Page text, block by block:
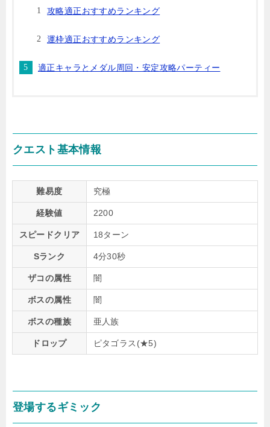
攻略適正おすすめランキング
運枠適正おすすめランキング
適正キャラとメダル周回・安定攻略パーティー
クエスト基本情報
難易度 究極
経験値 2200
スピードクリア 18ターン
Sランク 4分30秒
ザコの属性 闇
ボスの属性 闇
ボスの種族 亜人族
ドロップ ピタゴラス(★5)
登場するギミック